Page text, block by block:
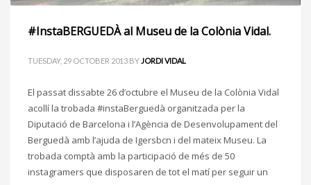
#InstaBERGUEDÀ al Museu de la Colònia Vidal.
TUESDAY, 29 OCTOBER 2013 BYJORDI VIDAL
El passat dissabte 26 d’octubre el Museu de la Colònia Vidal
acollí la trobada #instaBerguedà organitzada per la
Diputació de Barcelona i l’Agència de Desenvolupament del
Berguedà amb l’ajuda de Igersbcn i del mateix Museu. La
trobada comptà amb la participació de més de 50
instagramers que disposaren de tot el matí per seguir un